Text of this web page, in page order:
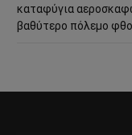
καταφύγια
βαθύτερο πόλεμο